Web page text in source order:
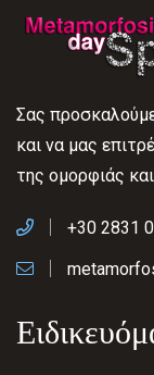
Σας
και να μας
της ομορφιάς
+30 2831